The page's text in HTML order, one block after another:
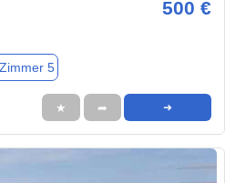
500 €
Zimmer 5
★ ➦ ➜